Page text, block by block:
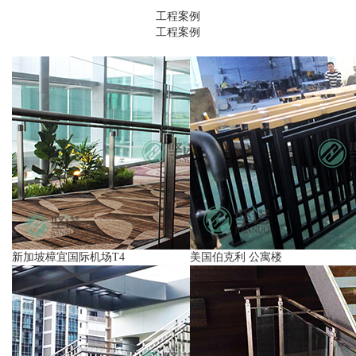
工程案例
工程案例
新加坡樟宜国际机场T4 美国伯克利 公寓楼